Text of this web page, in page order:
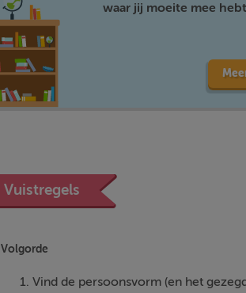
waar jij moeite mee
Vuistregels
Volgorde
Vind de persoonsvorm (en het